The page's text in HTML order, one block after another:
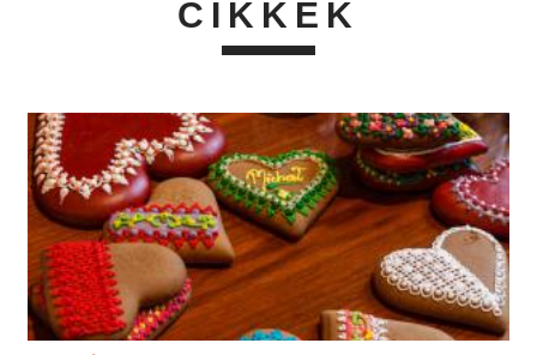
CIKKEK